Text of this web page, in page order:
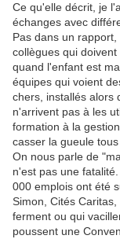
Ce qu'elle décrit, je
échanges avec
Pas dans un
collègues qui
quand l'enfant est
équipes qui voient
chers, installés alors
n'arrivent pas à les
formation à la
casser la gueule tous
On nous parle de
n'est pas une
000 emplois ont été
Simon, Cités
ferment ou qui
poussent une